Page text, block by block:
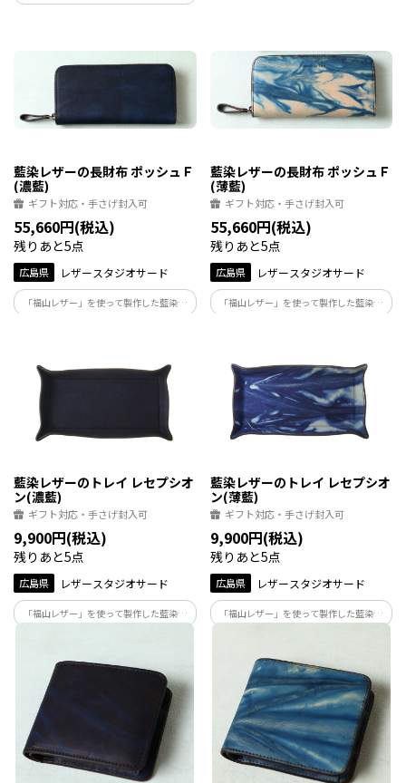
国市で、栗山の管理から菓子製造まで手
いスイーツです。
藍染レザーの長財布 ポッシュＦ
(濃藍)
ギフト対応・手さげ封入可
55,660円(税込)
残りあと5点
広島県 レザースタジオサード
「福山レザー」を使って製作した藍染の
藍染レザーの長財布 ポッシュＦ
(薄藍)
ギフト対応・手さげ封入可
55,660円(税込)
残りあと5点
広島県 レザースタジオサード
「福山レザー」を使って製作した藍染の
藍染レザーのトレイ レセプシオ
ン(濃藍)
ギフト対応・手さげ封入可
9,900円(税込)
残りあと5点
広島県 レザースタジオサード
「福山レザー」を使って製作した藍染の
藍染レザーのトレイ レセプシオ
ン(薄藍)
ギフト対応・手さげ封入可
9,900円(税込)
残りあと5点
広島県 レザースタジオサード
「福山レザー」を使って製作した藍染の